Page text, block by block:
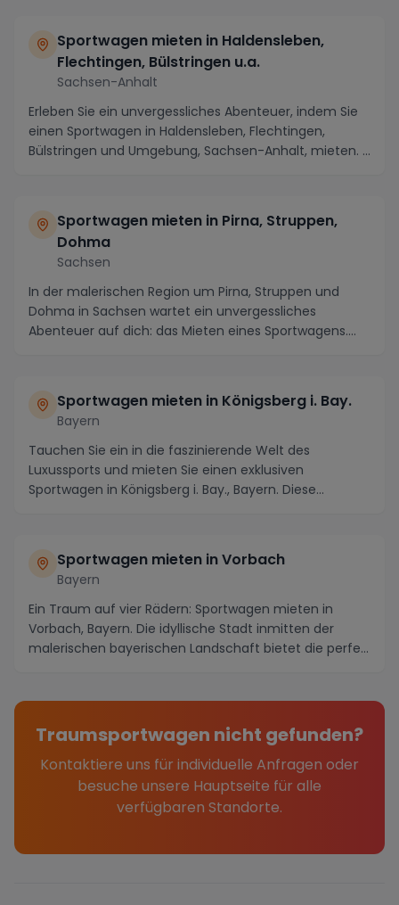
Sportwagen mieten in Haldensleben,
Flechtingen, Bülstringen u.a.
Sachsen-Anhalt
Erleben Sie ein unvergessliches Abenteuer, indem Sie
einen Sportwagen in Haldensleben, Flechtingen,
Bülstringen und Umgebung, Sachsen-Anhalt, mieten. ...
Sportwagen mieten in Pirna, Struppen,
Dohma
Sachsen
In der malerischen Region um Pirna, Struppen und
Dohma in Sachsen wartet ein unvergessliches
Abenteuer auf dich: das Mieten eines Sportwagens.
Sportwagen mieten in Königsberg i. Bay.
Bayern
Tauchen Sie ein in die faszinierende Welt des
Luxussports und mieten Sie einen exklusiven
Sportwagen in Königsberg i. Bay., Bayern. Diese
Sportwagen mieten in Vorbach
Bayern
Ein Traum auf vier Rädern: Sportwagen mieten in
Vorbach, Bayern. Die idyllische Stadt inmitten der
malerischen bayerischen Landschaft bietet die perfe...
Traumsportwagen nicht gefunden?
Kontaktiere uns für individuelle Anfragen oder
besuche unsere Hauptseite für alle
verfügbaren Standorte.